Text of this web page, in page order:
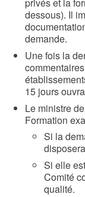
privés et la
dessous). Il
demande.
Une fois la
15 jours
Le ministre
Formation
Si la
Si elle
Comité
qualité.